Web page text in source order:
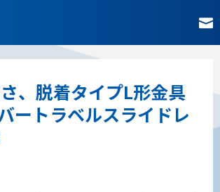
、脱着タイプL形金具
ートラベルスライドレ